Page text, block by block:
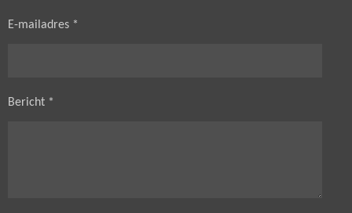
E-mailadres *
Bericht *